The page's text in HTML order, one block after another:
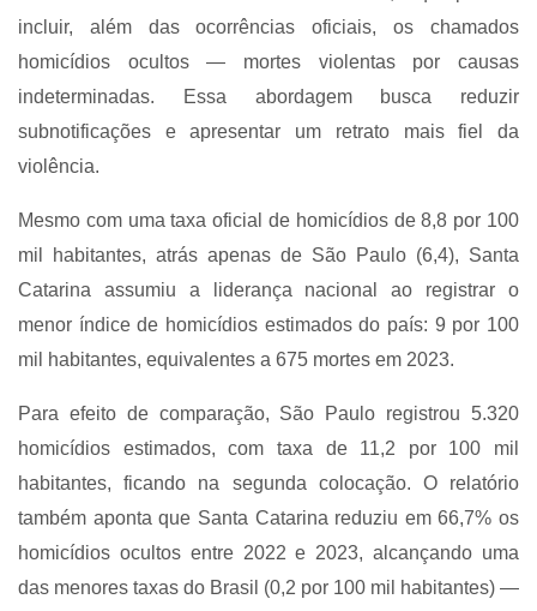
incluir, além das ocorrências oficiais, os chamados
homicídios ocultos — mortes violentas por causas
indeterminadas. Essa abordagem busca reduzir
subnotificações e apresentar um retrato mais fiel da
violência.
Mesmo com uma taxa oficial de homicídios de 8,8 por 100
mil habitantes, atrás apenas de São Paulo (6,4), Santa
Catarina assumiu a liderança nacional ao registrar o
menor índice de homicídios estimados do país: 9 por 100
mil habitantes, equivalentes a 675 mortes em 2023.
Para efeito de comparação, São Paulo registrou 5.320
homicídios estimados, com taxa de 11,2 por 100 mil
habitantes, ficando na segunda colocação. O relatório
também aponta que Santa Catarina reduziu em 66,7% os
homicídios ocultos entre 2022 e 2023, alcançando uma
das menores taxas do Brasil (0,2 por 100 mil habitantes) —